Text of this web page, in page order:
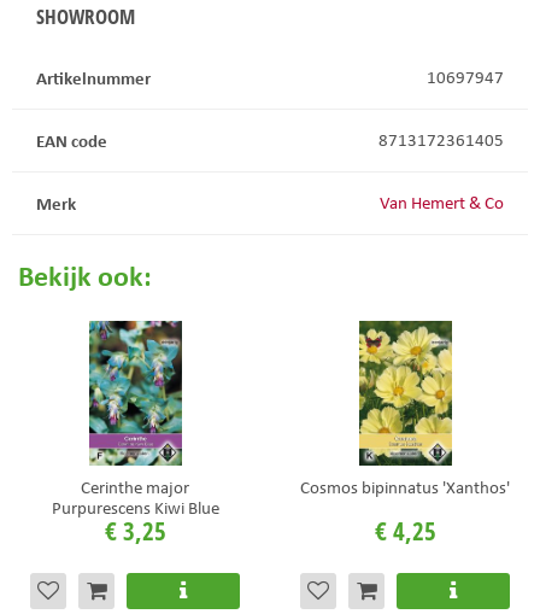
SHOWROOM
Artikelnummer 10697947
EAN code 8713172361405
Merk Van Hemert & Co
Bekijk ook:
Cerinthe major
Purpurescens Kiwi Blue
€3,25
Cosmos bipinnatus 'Xanthos'
€4,25